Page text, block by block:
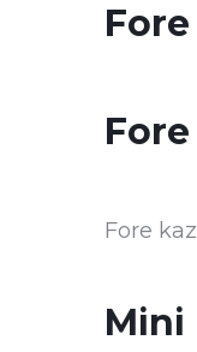
Fore
Fore
Fore
Mini